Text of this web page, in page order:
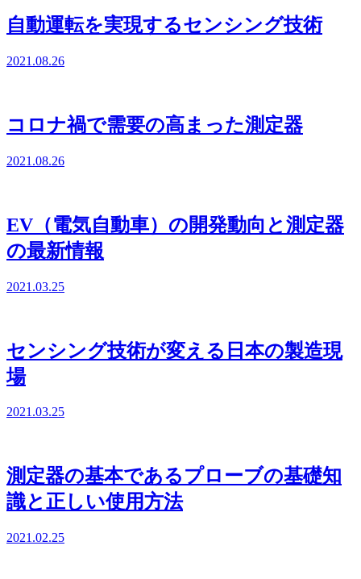
自動運転を実現するセンシング技術
2021.08.26
コロナ禍で需要の高まった測定器
2021.08.26
EV（電気自動車）の開発動向と測定器
の最新情報
2021.03.25
センシング技術が変える日本の製造現
場
2021.03.25
測定器の基本であるプローブの基礎知
識と正しい使用方法
2021.02.25